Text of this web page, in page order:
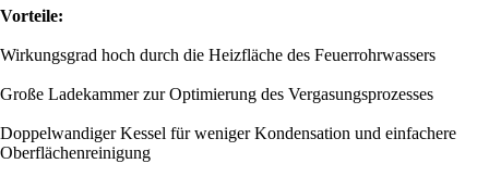
Vorteile:
Wirkungsgrad hoch durch die Heizfläche des Feuerrohrwassers
Große Ladekammer zur Optimierung des Vergasungsprozesses
Doppelwandiger Kessel für weniger Kondensation und einfachere
Oberflächenreinigung